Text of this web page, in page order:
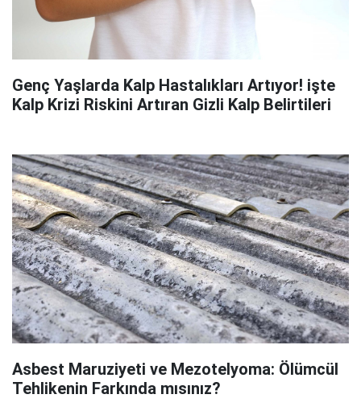
Genç Yaşlarda Kalp Hastalıkları Artıyor! işte
Kalp Krizi Riskini Artıran Gizli Kalp Belirtileri
Asbest Maruziyeti ve Mezotelyoma: Ölümcül
Tehlikenin Farkında mısınız?